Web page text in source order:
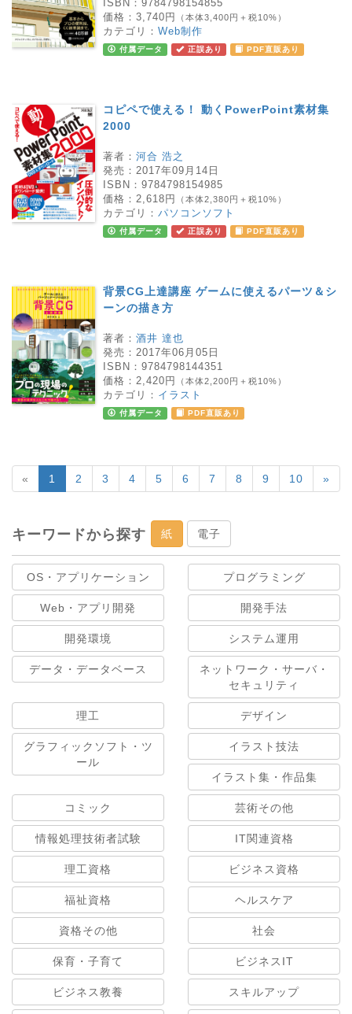
ISBN： 9784798154855
価格： 3,740円 （本体3,400円＋税10%）
カテゴリ： Web制作
付属データ 正誤あり PDF直販あり
コピペで使える！ 動くPowerPoint素材集
2000
著者： 河合 浩之
発売： 2017年09月14日
ISBN： 9784798154985
価格： 2,618円 （本体2,380円＋税10%）
カテゴリ： パソコンソフト
付属データ 正誤あり PDF直販あり
背景CG上達講座 ゲームに使えるパーツ＆シ
ーンの描き方
著者： 酒井 達也
発売： 2017年06月05日
ISBN： 9784798144351
価格： 2,420円 （本体2,200円＋税10%）
カテゴリ： イラスト
付属データ PDF直販あり
« 1 2 3 4 5 6 7 8 9 10 »
キーワードから探す 紙 電子
OS・アプリケーション プログラミング
Web・アプリ開発 開発手法
開発環境 システム運用
データ・データベース
ネットワーク・サーバ・
セキュリティ
理工 デザイン
グラフィックソフト・ツ
ール
イラスト技法
イラスト集・作品集
コミック 芸術その他
情報処理技術者試験 IT関連資格
理工資格 ビジネス資格
福祉資格 ヘルスケア
資格その他 社会
保育・子育て ビジネスIT
ビジネス教養 スキルアップ